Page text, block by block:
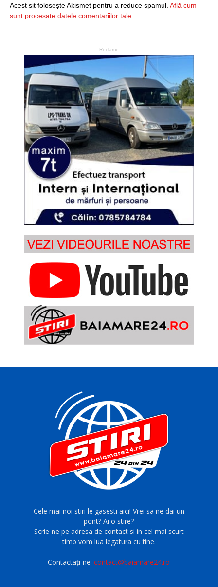
Acest sit folosește Akismet pentru a reduce spamul. Află cum
sunt procesate datele comentariilor tale
- Reclame -
Cele mai noi stiri le gasesti aici! Vrei sa ne dai un
pont? Ai o stire?
Scrie-ne pe adresa de contact si in cel mai scurt
timp vom lua legatura cu tine.
Contactați-ne:contact@baiamare24.ro